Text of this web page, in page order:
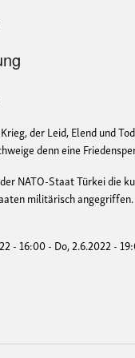
der Leid, Elend und
denn eine
NATO-Staat Türkei die
militärisch angegriffen.
- 16:00- Do, 2.6.2022 -